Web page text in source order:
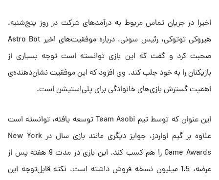
اخیرا در جریان تماس مربوط به درآمدهای شرکت در روز پنج‌شنبه،
هیروکی توتوکی، رئیس سونی، درباره موفقیت‌های اخیر Astro Bot
صحبت کرد و گفت که این بازی توانسته است توجه بسیاری از
بازیکنان را به خود جلب کند. وی افزود که این موفقیت نشان‌دهنده‌ی
اهمیت گسترش بازی‌های خانوادگی برای پلی‌استیشن است.
این عنوان که توسط تیم Team Asobi توسعه یافته، توانسته است
علاوه بر گیم اواردز، جوایز دیگری مانند بازی سال در New York
Game Awards را هم کسب کند. این بازی در مدت 9 هفته پس از
عرضه، 1.5 میلیون نسخه فروش داشته است. نکته قابل‌توجه این